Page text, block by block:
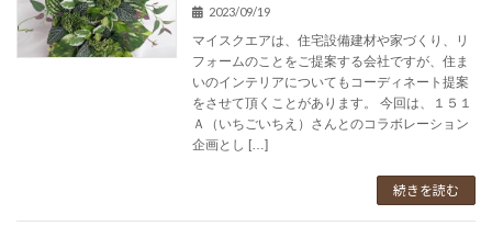
2023/09/19
マイスクエアは、住宅設備建材や家づくり、リ
フォームのことをご提案する会社ですが、住ま
いのインテリアについてもコーディネート提案
をさせて頂くことがあります。 今回は、１５１
Ａ（いちごいちえ）さんとのコラボレーション
企画とし […]
続きを読む